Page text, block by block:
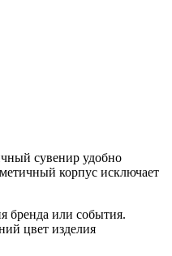
сувенир удобно
корпус исключает
бренда или события.
цвет изделия